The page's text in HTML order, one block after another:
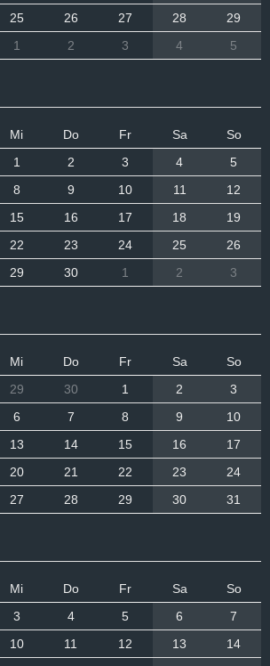
25 26 27 28
29
1 2 3 4 5
Mi Do Fr Sa
So
1 2 3 4
5
8 9 10 11
12
15 16 17 18
19
22 23 24 25
26
29 30 1 2 3
Mi Do Fr Sa
So
29 30 1 2
3
6 7 8 9
10
13 14 15 16
17
20 21 22 23
24
27 28 29 30 31
Mi Do Fr Sa
So
3 4 5 6
7
10 11 12 13
14